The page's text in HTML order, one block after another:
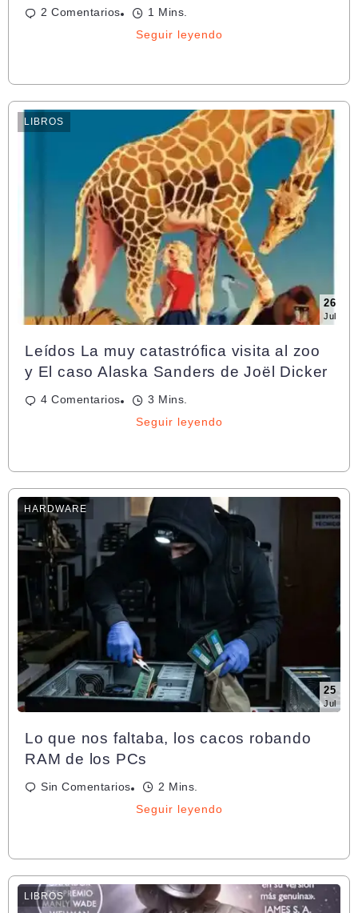
2 Comentarios 1 Mins.
Seguir leyendo
LIBROS
26
Jul
Leídos La muy catastrófica visita al zoo
y El caso Alaska Sanders de Joël Dicker
4 Comentarios 3 Mins.
Seguir leyendo
HARDWARE
25
Jul
Lo que nos faltaba, los cacos robando
RAM de los PCs
Sin Comentarios 2 Mins.
Seguir leyendo
LIBROS